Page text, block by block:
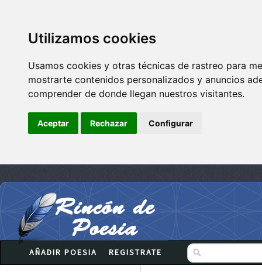
Utilizamos cookies
Usamos cookies y otras técnicas de rastreo para
mostrarte contenidos personalizados y anuncios
comprender de donde llegan nuestros visitantes.
Aceptar Rechazar Configurar
AÑADIR POESIA REGISTRATE